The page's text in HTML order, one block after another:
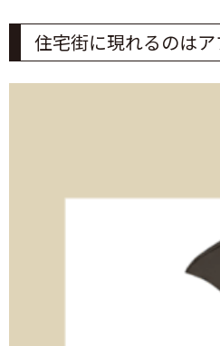
住宅街に現れるのはア